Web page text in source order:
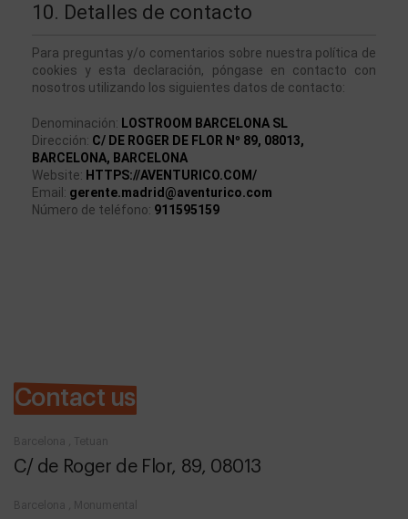
10. Detalles de contacto
Para preguntas y/o comentarios sobre nuestra política de
cookies y esta declaración, póngase en contacto con
nosotros utilizando los siguientes datos de contacto:
Denominación: LOSTROOM BARCELONA SL
Dirección: C/ DE ROGER DE FLOR Nº 89, 08013,
BARCELONA, BARCELONA
Website: HTTPS://AVENTURICO.COM/
Email: gerente.madrid@aventurico.com
Número de teléfono: 911595159
Contact us
Barcelona , Tetuan
C/ de Roger de Flor, 89, 08013
Barcelona , Monumental